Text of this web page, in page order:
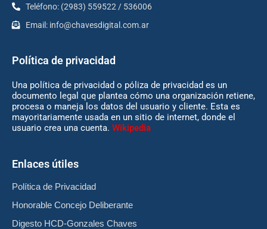
Teléfono: (2983) 559522 / 536006
Email: info@chavesdigital.com.ar
Política de privacidad
Una política de privacidad o póliza de privacidad es un
documento legal que plantea cómo una organización retiene,
procesa o maneja los datos del usuario y cliente. Esta es
mayoritariamente usada en un sitio de internet, donde el
usuario crea una cuenta. Wikipedia
Enlaces útiles
Política de Privacidad
Honorable Concejo Deliberante
Digesto HCD-Gonzales Chaves